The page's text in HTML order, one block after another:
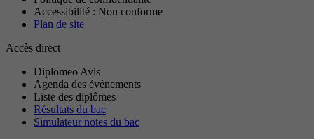
Accessibilité : Non conforme
Plan de site
Accès direct
Diplomeo Avis
Agenda des événements
Liste des diplômes
Résultats du bac
Simulateur notes du bac